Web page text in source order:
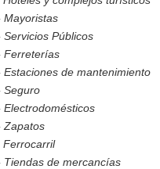
Mayoristas
Servicios Públicos
Ferreterías
Estaciones de mantenimiento
Seguro
Electrodomésticos
Zapatos
Ferrocarril
Tiendas de mercancías